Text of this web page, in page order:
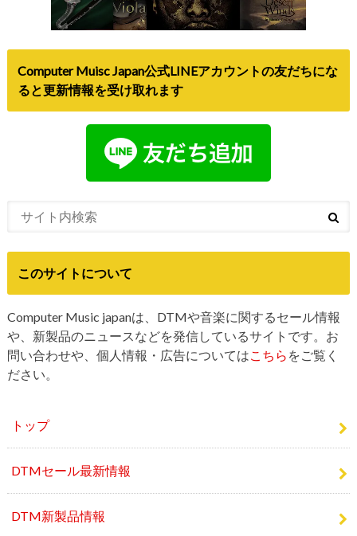
Computer Muisc Japan公式LINEアカウントの友だちにな
ると更新情報を受け取れます
このサイトについて
Computer Music japanは、DTMや音楽に関するセール情報
や、新製品のニュースなどを発信しているサイトです。お
問い合わせや、個人情報・広告についてはこちら をご覧く
ださい。
トップ
DTMセール最新情報
DTM新製品情報